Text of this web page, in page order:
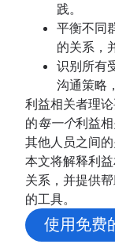
施工项
如何跟
Project
项
项
项
验
利
项
三
设置目标
概
创
目
目
成
商
角色和
项
项
项
项
项
项
项目规
概
制
项
运
战略规
示
年
规划框架
框
项目估
会
会
会
项
项
团
利
通
员
员
管
工
职
概述
践。
平衡不同
的关系，
识别所有
沟通策略
利益相关者理
的每一个利益
其他人员之间
本文将解释利
关系，并提供
的工具。
使用免费